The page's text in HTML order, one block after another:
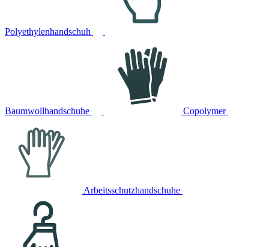
Polyethylenhandschuh
Baumwollhandschuhe Copolymer
Arbeitsschutzhandschuhe